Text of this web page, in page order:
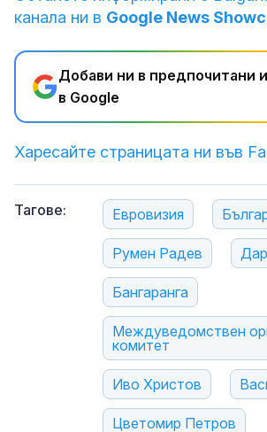
канала ни в Google News
Добави ни в предпочитани
в Google
Харесайте страницата ни във
Тагове: Евровизия
Румен Радев
Бангаранга
Междуведомствен
комитет
Иво Христов
Цветомир Петров